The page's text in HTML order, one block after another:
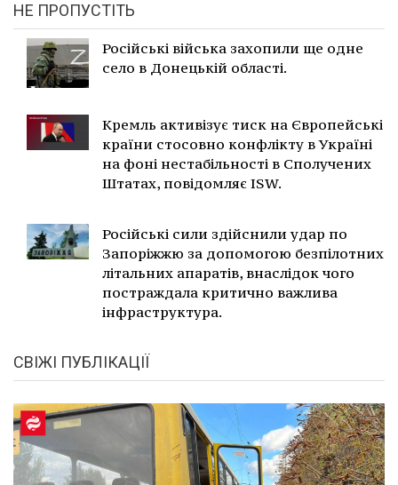
НЕ ПРОПУСТІТЬ
Російські війська захопили ще одне
село в Донецькій області.
Кремль активізує тиск на Європейські
країни стосовно конфлікту в Україні
на фоні нестабільності в Сполучених
Штатах, повідомляє ISW.
Російські сили здійснили удар по
Запоріжжю за допомогою безпілотних
літальних апаратів, внаслідок чого
постраждала критично важлива
інфраструктура.
СВІЖІ ПУБЛІКАЦІЇ